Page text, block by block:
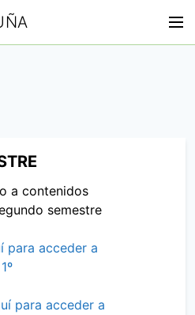
M
e
a contenidos
semestre
para acceder a
para acceder a